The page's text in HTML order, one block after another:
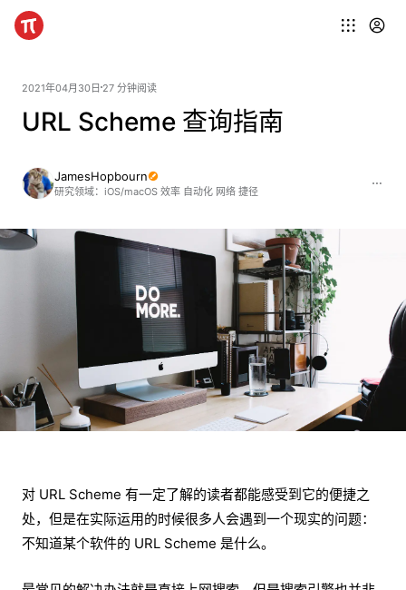
2021年04月30日 27 分钟阅读
URL Scheme 查询指南
JamesHopbourn
研究领域：iOS/macOS 效率 自动化 网络 捷径
对 URL Scheme 有一定了解的读者都能感受到它的便捷之
处，但是在实际运用的时候很多人会遇到一个现实的问题：
不知道某个软件的 URL Scheme 是什么。